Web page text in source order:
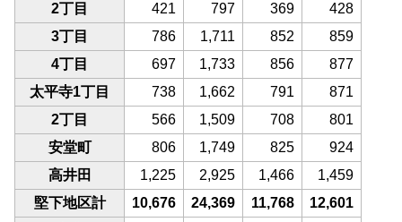
2丁目
421 797 369
428
3丁目
786 1,711 852
859
4丁目
697 1,733 856
877
太平寺1丁目
738 1,662 791
871
2丁目
566 1,509 708
801
安堂町
806 1,749 825
924
高井田
1,225 2,925 1,466
1,459
堅下地区計
10,676 24,369 11,768
12,601